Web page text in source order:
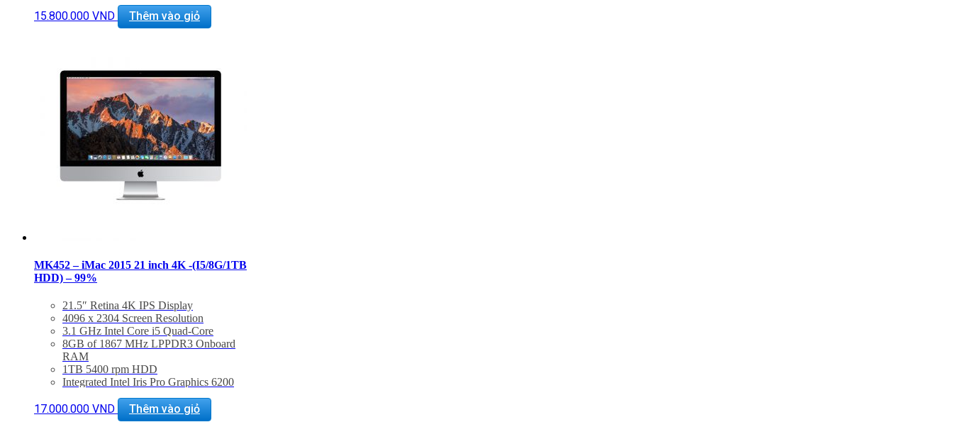
Thunderbolt 2 + USB 3.0
: mới 99%
15.800.000 VND Thêm vào giỏ
MK452 – iMac 2015 21 inch 4K -(I5/8G/1TB
HDD) – 99%
21.5″ Retina 4K IPS Display
4096 x 2304 Screen Resolution
3.1 GHz Intel Core i5 Quad-Core
8GB of 1867 MHz LPPDR3 Onboard
RAM
1TB 5400 rpm HDD
Integrated Intel Iris Pro Graphics 6200
Thunderbolt 2 + USB 3.0
17.000.000 VND Thêm vào giỏ